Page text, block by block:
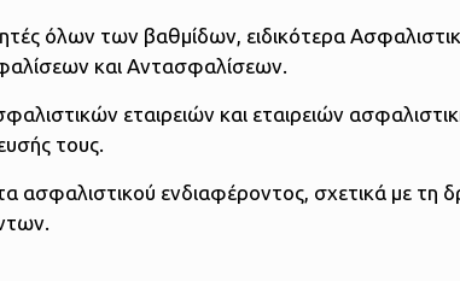
όλων των βαθμίδων, ειδικότερα
και Αντασφαλίσεων.
εταιρειών και εταιρειών
τους.
ασφαλιστικού ενδιαφέροντος, σχετικά με τη